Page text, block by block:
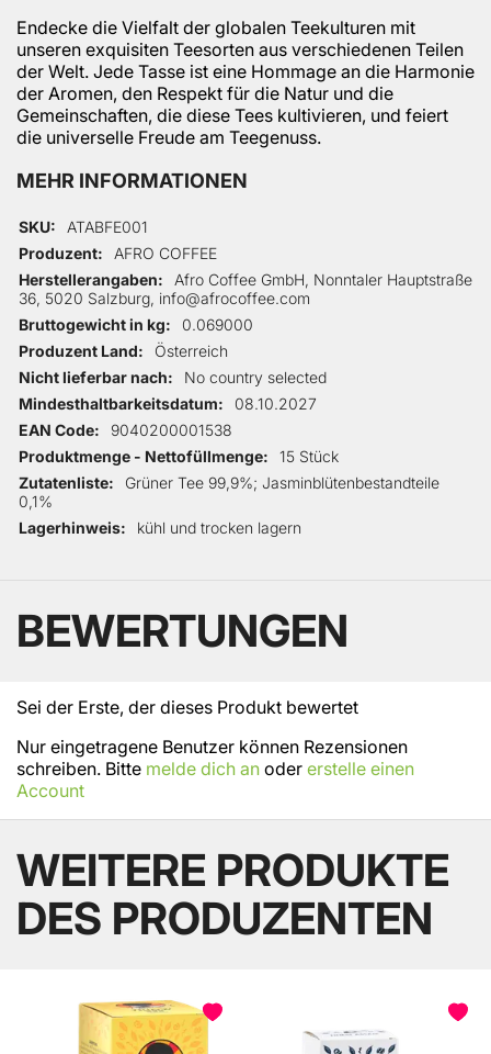
Endecke die Vielfalt der globalen Teekulturen mit
unseren exquisiten Teesorten aus verschiedenen Teilen
der Welt. Jede Tasse ist eine Hommage an die Harmonie
der Aromen, den Respekt für die Natur und die
Gemeinschaften, die diese Tees kultivieren, und feiert
die universelle Freude am Teegenuss.
MEHR INFORMATIONEN
Mehr Informationen
SKU
ATABFE001
Produzent
AFRO COFFEE
Herstellerangaben
Afro Coffee GmbH, Nonntaler Hauptstraße
36, 5020 Salzburg, info@afrocoffee.com
Bruttogewicht in kg
0.069000
Produzent Land
Österreich
Nicht lieferbar nach
No country selected
Mindesthaltbarkeitsdatum
08.10.2027
EAN Code
9040200001538
Produktmenge - Nettofüllmenge
15 Stück
Zutatenliste
Grüner Tee 99,9%; Jasminblütenbestandteile
0,1%
Lagerhinweis
kühl und trocken lagern
BEWERTUNGEN
Sei der Erste, der dieses Produkt bewertet
Nur eingetragene Benutzer können Rezensionen
schreiben. Bitte melde dich an oder erstelle einen
Account
WEITERE PRODUKTE
DES PRODUZENTEN